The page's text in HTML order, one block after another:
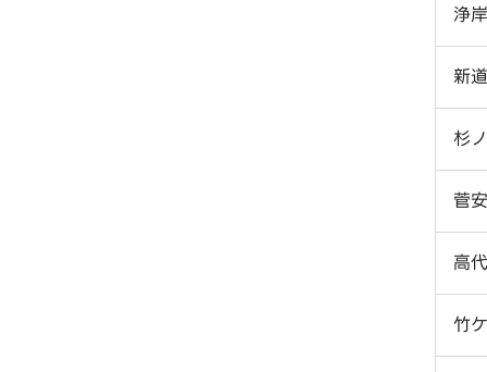
浄岸
新道
杉
菅安
高代
竹